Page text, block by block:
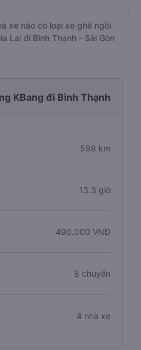
xe nào có loại xe ghế ngồi
Lai đi Bình Thạnh - Sài Gòn
KBang đi Bình Thạnh
598 km
13.3 giờ
490.000 VNĐ
8 chuyến
4 nhà xe